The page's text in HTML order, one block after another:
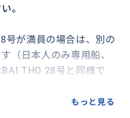
。
が満員の場合は、別の
（日本人のみ専用船、
THO 28号と同様で
もっと見る